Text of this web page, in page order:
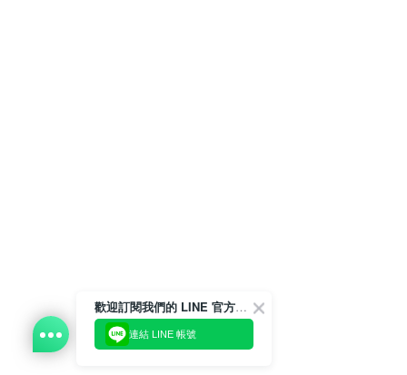
歡迎訂閱我們的 LINE 官方帳號
連結 LINE 帳號